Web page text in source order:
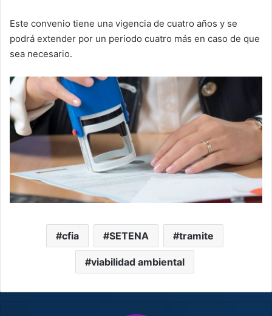
Este convenio tiene una vigencia de cuatro años y se
podrá extender por un periodo cuatro más en caso de que
sea necesario.
cfia SETENA tramite
viabilidad ambiental